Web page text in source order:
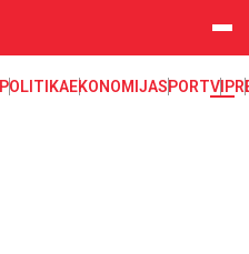
POLITIKAEKONOMIJASPORTVIP